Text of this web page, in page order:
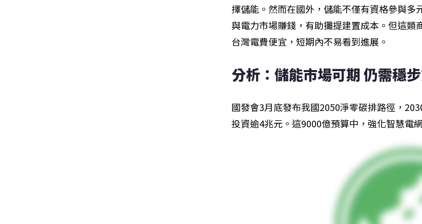
擇儲能。然而在國外，儲能不僅有資格參與
與電力市場賺錢，有助攤提建置成本。但這
台灣電費便宜，短期內不易看到進展。
分析：儲能市場可期 仍需穩
國發會3月底發布我國2050淨零碳排路徑，
投資逾4兆元。這9000億預算中，強化智慧電